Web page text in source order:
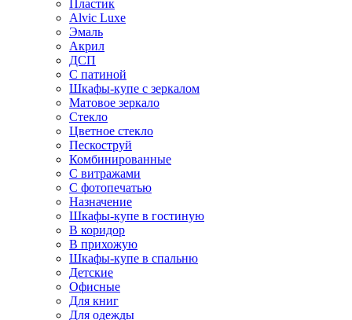
Пластик
Alvic Luxe
Эмаль
Акрил
ДСП
С патиной
Шкафы-купе с зеркалом
Матовое зеркало
Стекло
Цветное стекло
Пескоструй
Комбинированные
С витражами
С фотопечатью
Назначение
Шкафы-купе в гостиную
В коридор
В прихожую
Шкафы-купе в спальню
Детские
Офисные
Для книг
Для одежды